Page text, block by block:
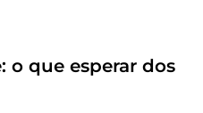
o que esperar dos